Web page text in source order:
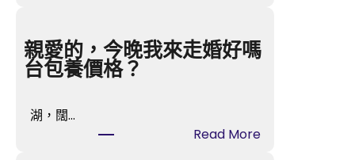
帶
回
杯
親愛的，今晚我來走婚好嗎
台包養價格？
湖，闊…
Read More: